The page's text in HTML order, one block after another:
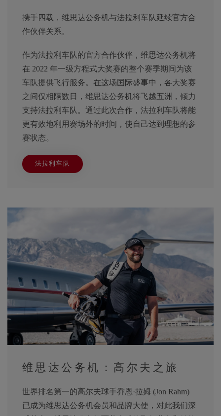
携手四载，维思达公务机与法拉利车队延续官方合
作伙伴关系。
作为法拉利车队的官方合作伙伴，维思达公务机将
在 2022 年一级方程式大奖赛的整个赛季期间为该
车队提供飞行服务。在这场国际盛事中，各大奖赛
之间仅相隔数日，维思达公务机将飞越五洲，倾力
支持法拉利车队。通过此次合作，法拉利车队将能
更有效地利用赛场外的时间，使自己达到理想的参
赛状态。
法拉利车队
维思达公务机：高尔夫之旅
世界排名第一的高尔夫球手乔恩·拉姆 (Jon Rahm)
已成为维思达公务机会员和品牌大使，对此我们深